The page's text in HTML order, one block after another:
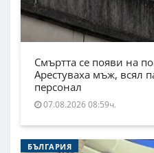
Смъртта се появи на
Арестуваха мъж, всял
персонал
07.08.2026 08:59ч.
БЪЛГАРИЯ